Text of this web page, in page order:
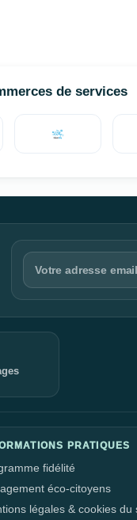
de services
PRATIQUES
fidélité
éco-citoyens
légales & cookies du